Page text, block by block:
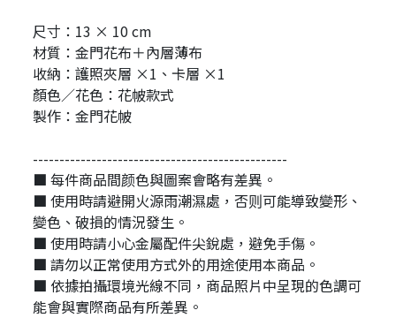
尺寸：13 × 10 cm
材質：金門花布＋內層薄布
收納：護照夾層 ×1、卡層 ×1
顏色／花色：花帔款式
製作：金門花帔
------------------------------------------------
■ 每件商品間颜色與圖案會略有差異。
■ 使用時請避開火源雨潮濕處，否则可能導致變形、
變色、破損的情況發生。
■ 使用時請小心金屬配件尖銳處，避免手傷。
■ 請勿以正常使用方式外的用途使用本商品。
■ 依據拍攝環境光線不同，商品照片中呈現的色調可
能會與實際商品有所差異。